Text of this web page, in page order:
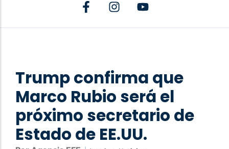
Trump confirma que
Marco Rubio será el
próximo secretario de
Estado de EE.UU.